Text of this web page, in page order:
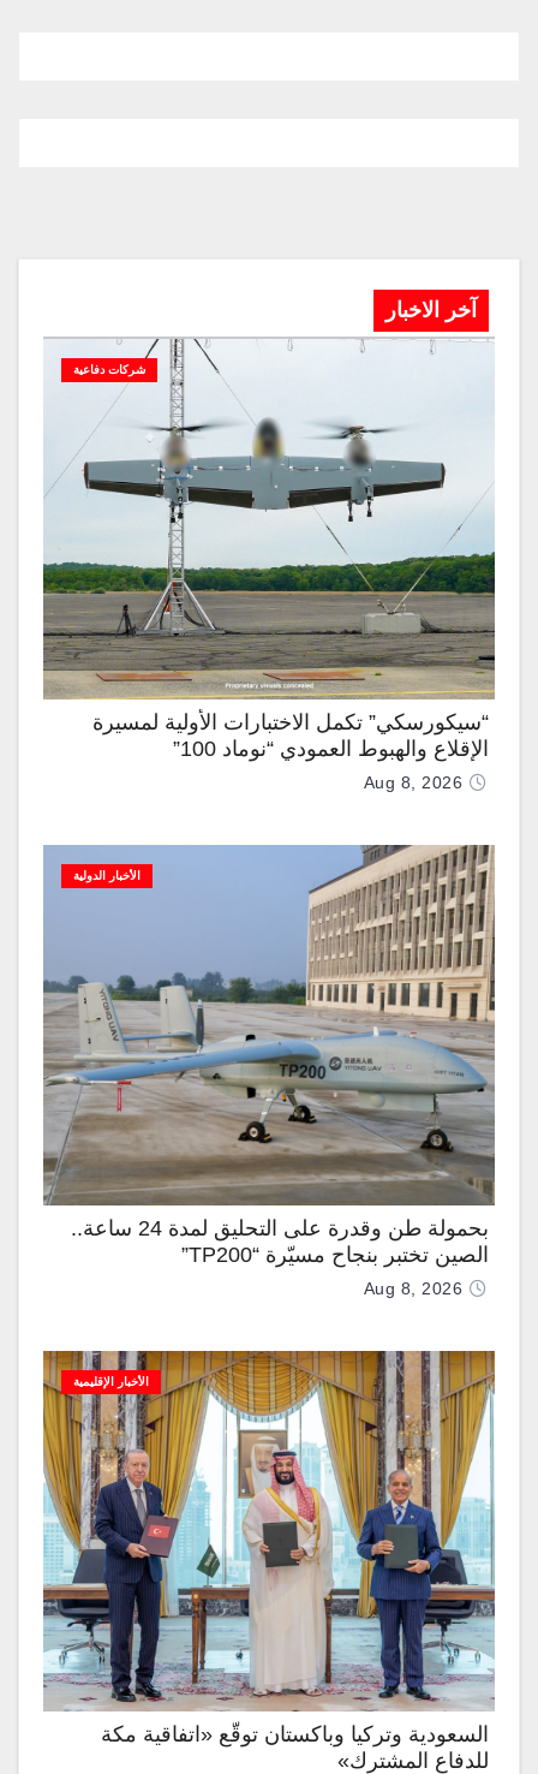
آخر الاخبار
شركات دفاعية
“سيكورسكي” تكمل الاختبارات الأولية لمسيرة
الإقلاع والهبوط العمودي “نوماد 100”
Aug 8, 2026
الأخبار الدولية
بحمولة طن وقدرة على التحليق لمدة 24 ساعة..
الصين تختبر بنجاح مسيّرة “TP200”
Aug 8, 2026
الأخبار الإقليمية
السعودية وتركيا وباكستان توقّع «اتفاقية مكة
للدفاع المشترك»